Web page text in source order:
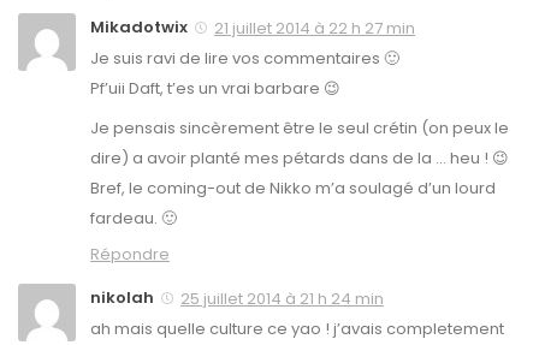
Mikadotwix
21 juillet 2014 à 22 h 27 min
Je suis ravi de lire vos commentaires 🙂
Pf’uii Daft, t’es un vrai barbare 😉
Je pensais sincèrement être le seul crétin (on peux le
dire) a avoir planté mes pétards dans de la … heu ! 😉
Bref, le coming-out de Nikko m’a soulagé d’un lourd
fardeau. 🙂
Répondre
nikolah
25 juillet 2014 à 21 h 24 min
ah mais quelle culture ce yao ! j’avais completement